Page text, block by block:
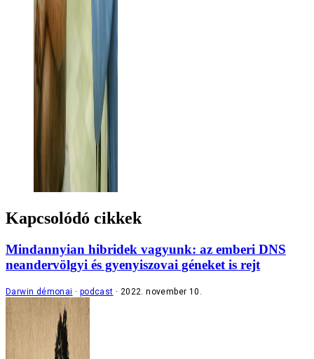
Kapcsolódó cikkek
Mindannyian hibridek vagyunk: az emberi DNS
neandervölgyi és gyenyiszovai géneket is rejt
Darwin démonai podcast 2022. november 10.